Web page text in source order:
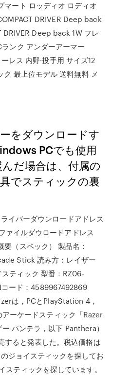
マート ロッディオ ロディオ
DRIVER Deep back
DRIVER Deep back 1W フレ
ンク アンダーアーマー
レス 内野·投手用 サイズ12
ク 最上位モデル 送料無料 メ
をダウンロードす
PCでも使用
だ場合は、付属の
でスティックの裏
イバーダウンロードアドレス
イルダウロードアドレス
要（スペック） 製品名：
Stick 読み方：レイザー
ティック 型番：RZ06-
コード：4589967492869
は，PCとPlayStation 4，
ーケードスティック「Razer
パンテラ，以下 Panthera）
すると発表した。税込価格は
ジョイスティックを探してお
スティックを探しています。